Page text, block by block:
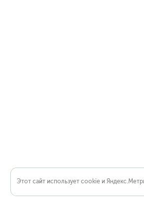
Этот сайт использует cookie и